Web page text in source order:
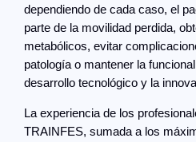
dependiendo de cada caso, el
parte de la movilidad perdida,
metabólicos, evitar
patología o mantener la
desarrollo tecnológico y la
La experiencia de los
TRAINFES, sumada a los